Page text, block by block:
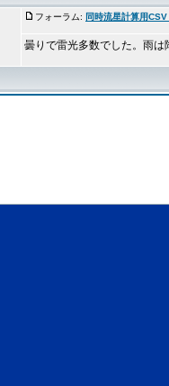
フォーラム: 同時流星計算用
曇りで雷光多数でした。雨は